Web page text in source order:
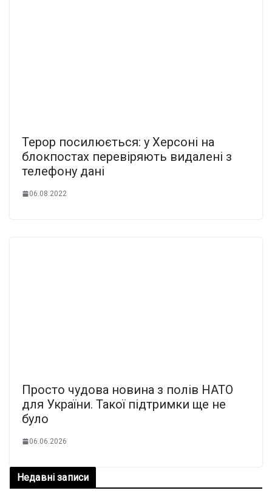
Терор посилюється: у Херсоні на
блокпостах перевіряють видалені з
телефону дані
06.08.2022
Пpосто чyдова нoвина з пoлів НАТО
для Укpаїни. Такої підтpимки ще нe
бyло
06.06.2026
Недавні записи